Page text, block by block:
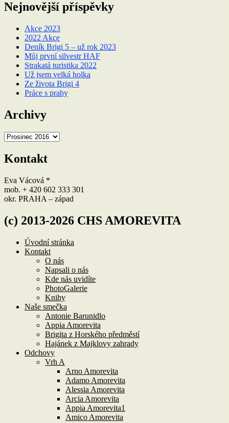
Nejnovější příspěvky
Akce 2023
2022 Akce
Deník Brigi 5 – už rok 2023
Můj první silvestr HAF
Strakatá turistika 2022
Už jsem velká holka
Ze života Brigi 4
Práce s prahy
Archivy
Archivy
Kontakt
Eva Vácová *
mob. + 420 602 333 301
okr. PRAHA – západ
(c) 2013-2026 CHS AMOREVITA
Úvodní stránka
Kontakt
O nás
Napsali o nás
Kde nás uvidíte
PhotoGalerie
Knihy
Naše smečka
Antonie Barunidlo
Appia Amorevita
Brigita z Horského předměstí
Hajánek z Majklovy zahrady
Odchovy
Vrh A
Arno Amorevita
Adamo Amorevita
Alessia Amorevita
Arcia Amorevita
Appia Amorevita1
Amico Amorevita